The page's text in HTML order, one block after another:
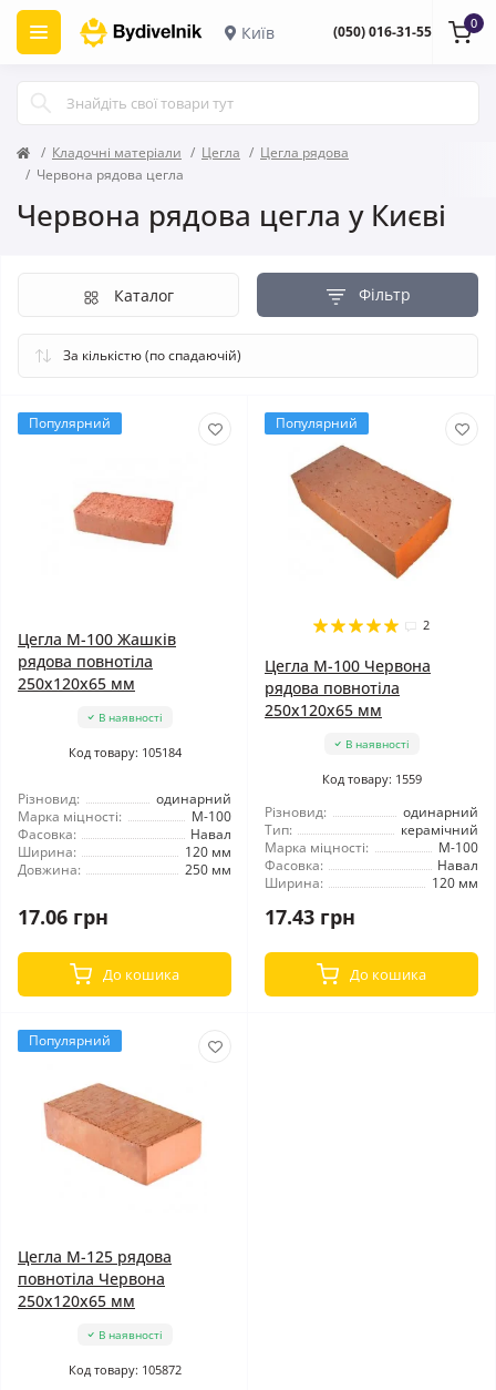
Київ (050) 016-31-55 0
Кладочні матеріали Цегла
Цегла рядова
Червона рядова цегла
Червона рядова цегла у Києві
Фільтр
Каталог
Популярний
Цегла М-100 Жашків
рядова повнотіла
250х120х65 мм
В наявності
Код товару: 105184
Різновид:
одинарний
Марка міцності:
М-100
Фасовка:
Навал
Ширина:
120 мм
Довжина:
250 мм
17.06 грн
До кошика
Популярний
2
Цегла М-100 Червона
рядова повнотіла
250х120х65 мм
В наявності
Код товару: 1559
Різновид:
одинарний
Тип:
керамічний
Марка міцності:
М-100
Фасовка:
Навал
Ширина:
120 мм
17.43 грн
До кошика
Популярний
Цегла М-125 рядова
повнотіла Червона
250х120х65 мм
В наявності
Код товару: 105872